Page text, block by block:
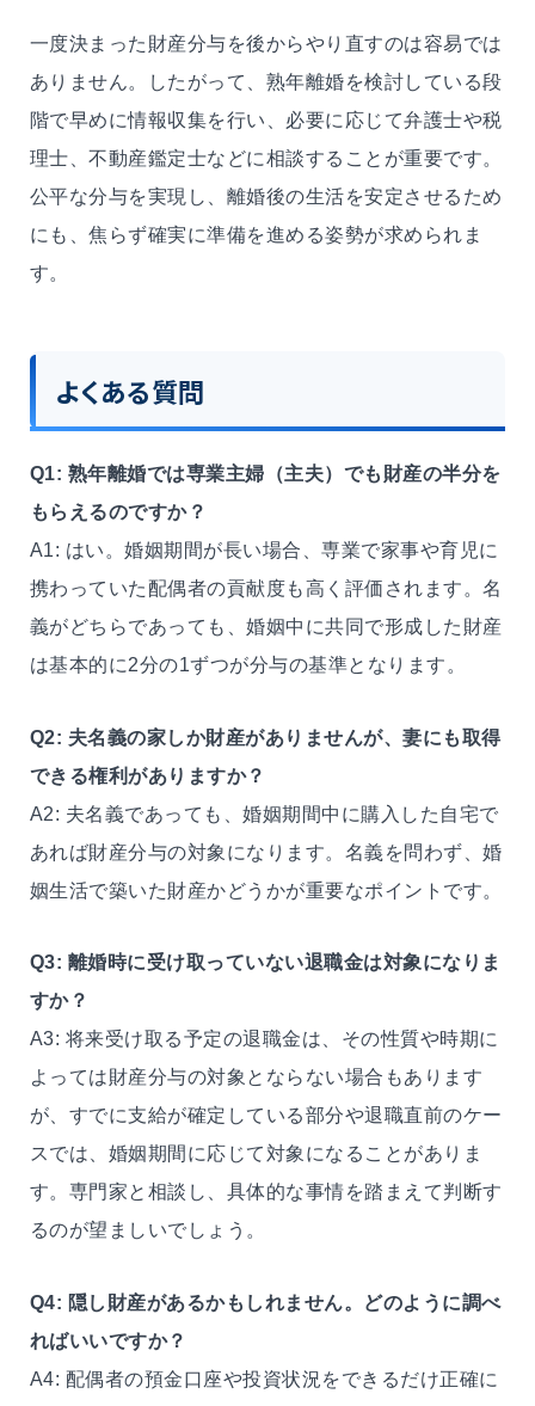
一度決まった財産分与を後からやり直すのは容易では
ありません。したがって、熟年離婚を検討している段
階で早めに情報収集を行い、必要に応じて弁護士や税
理士、不動産鑑定士などに相談することが重要です。
公平な分与を実現し、離婚後の生活を安定させるため
にも、焦らず確実に準備を進める姿勢が求められま
す。
よくある質問
Q1: 熟年離婚では専業主婦（主夫）でも財産の半分を
もらえるのですか？
A1: はい。婚姻期間が長い場合、専業で家事や育児に
携わっていた配偶者の貢献度も高く評価されます。名
義がどちらであっても、婚姻中に共同で形成した財産
は基本的に2分の1ずつが分与の基準となります。
Q2: 夫名義の家しか財産がありませんが、妻にも取得
できる権利がありますか？
A2: 夫名義であっても、婚姻期間中に購入した自宅で
あれば財産分与の対象になります。名義を問わず、婚
姻生活で築いた財産かどうかが重要なポイントです。
Q3: 離婚時に受け取っていない退職金は対象になりま
すか？
A3: 将来受け取る予定の退職金は、その性質や時期に
よっては財産分与の対象とならない場合もあります
が、すでに支給が確定している部分や退職直前のケー
スでは、婚姻期間に応じて対象になることがありま
す。専門家と相談し、具体的な事情を踏まえて判断す
るのが望ましいでしょう。
Q4: 隠し財産があるかもしれません。どのように調べ
ればいいですか？
A4: 配偶者の預金口座や投資状況をできるだけ正確に